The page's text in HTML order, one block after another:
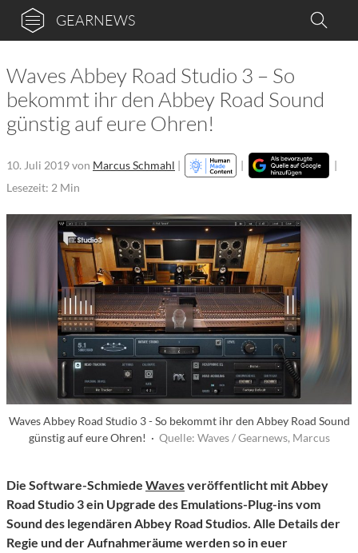
GEARNEWS
Waves Abbey Road Studio 3 – So
bekommt ihr den Abbey Road Sound
günstig auf eure Ohren!
10. Juli 2019von Marcus Schmahl | |
|
Lesezeit: 2 Min
Waves Abbey Road Studio 3 - So bekommt ihr den Abbey Road Sound
günstig auf eure Ohren! · Quelle: Waves / Gearnews, Marcus
Die Software-Schmiede Wavesveröffentlicht mit Abbey
Road Studio 3 ein Upgrade des Emulations-Plug-ins vom
Sound des legendären Abbey Road Studios. Alle Details der
Regie und der Aufnahmeräume werden so in euer